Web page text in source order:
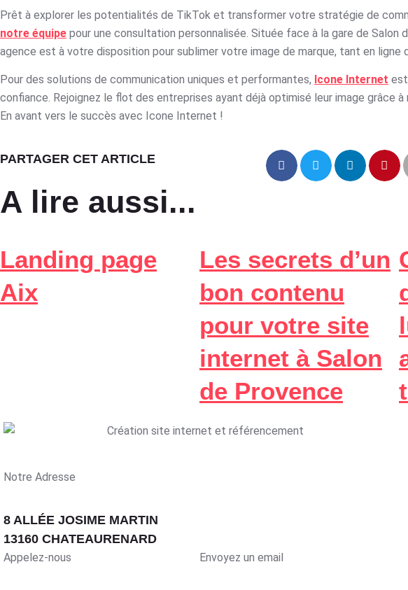
Prêt à explorer les potentialités de TikTok et transformer votre stratégie de
notre équipe pour une consultation personnalisée. Située face à la gare de Salon
agence est à votre disposition pour sublimer votre image de marque, tant en ligne
Pour des solutions de communication uniques et performantes, Icone Internet
confiance. Rejoignez le flot des entreprises ayant déjà optimisé leur image grâce à
En avant vers le succès avec Icone Internet !
PARTAGER CET ARTICLE
A lire aussi...
Landing page
Aix
Les secrets d’un
bon contenu
pour votre site
internet à Salon
de Provence
Notre Adresse
8 ALLÉE JOSIME MARTIN
13160 CHATEAURENARD
Appelez-nous Envoyez un email